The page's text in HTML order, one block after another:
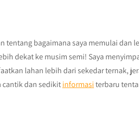
tentang bagaimana saya memulai dan
dekat ke musim semi! Saya
lahan lebih dari sekedar ternak,
cantik dan sedikitinformasiterbaru